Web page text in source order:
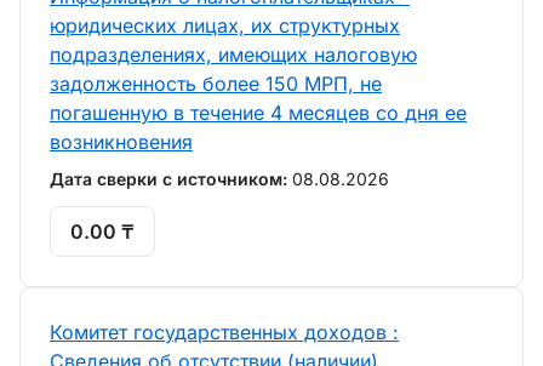
юридических лицах, их структурных
подразделениях, имеющих налоговую
задолженность более 150 МРП, не
погашенную в течение 4 месяцев со дня ее
возникновения
Дата сверки с источником: 08.08.2026
0.00 ₸
Комитет государственных доходов :
Сведения об отсутствии (наличии)